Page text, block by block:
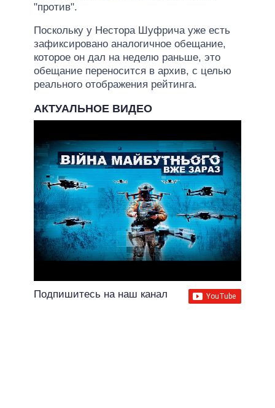
"против".
Поскольку у Нестора Шуфрича уже есть
зафиксировано аналогичное обещание,
которое он дал на неделю раньше, это
обещание переносится в архив, с целью
реального отображения рейтинга.
АКТУАЛЬНОЕ ВИДЕО
Подпишитесь на наш канал